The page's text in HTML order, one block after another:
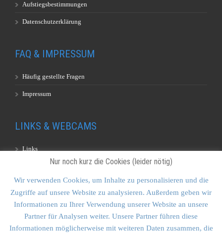
Aufstiegsbestimmungen
Datenschutzerklärung
FAQ & IMPRESSUM
Häufig gestellte Fragen
Impressum
LINKS & WEBCAMS
Links
KONTAKT & SITEMAP
Kontakt
Nur noch kurz die Cookies (leider nötig)
Wir verwenden Cookies, um Inhalte zu personalisieren und die
Zugriffe auf unsere Website zu analysieren. Außerdem geben wir
Informationen zu Ihrer Verwendung unserer Website an unsere
Partner für Analysen weiter. Unsere Partner führen diese
Informationen möglicherweise mit weiteren Daten zusammen, die